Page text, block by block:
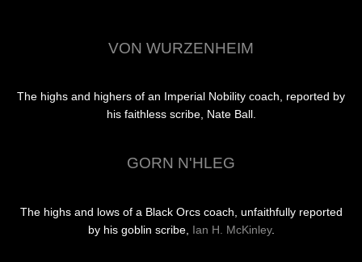
VON WURZENHEIM
The highs and highers of an Imperial Nobility coach, reported by
his faithless scribe, Nate Ball.
GORN N'HLEG
The highs and lows of a Black Orcs coach, unfaithfully reported
by his goblin scribe, Ian H. McKinley.